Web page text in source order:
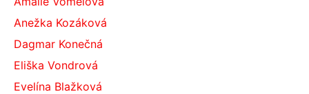
Anežka Kozáková
Dagmar Konečná
Eliška Vondrová
Evelína Blažková